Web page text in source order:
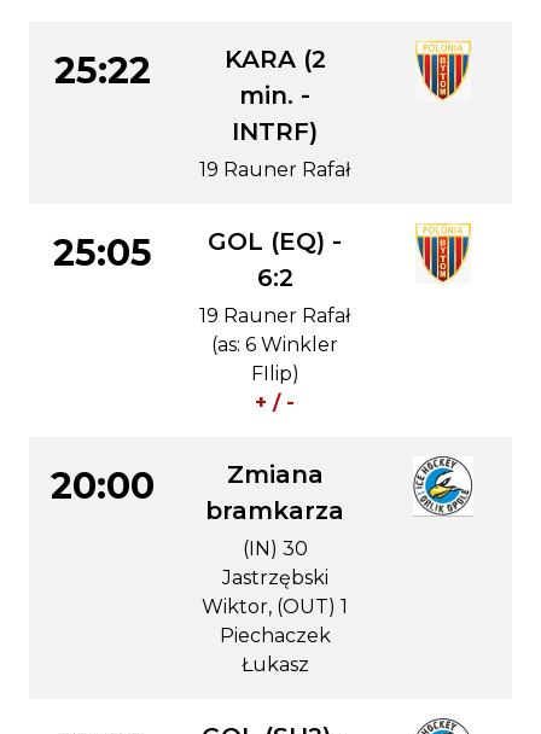
25:22
KARA (2
min. -
INTRF)
19 Rauner Rafał
25:05
GOL (EQ) -
6:2
19 Rauner Rafał
(as: 6 Winkler
FIlip)
+ / -
20:00
Zmiana
bramkarza
(IN) 30
Jastrzębski
Wiktor, (OUT) 1
Piechaczek
Łukasz